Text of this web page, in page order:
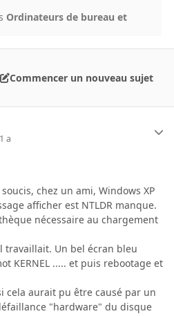
Ordinateurs de bureau et
Commencer un nouveau sujet
a
chez un ami, Windows XP
afficher est NTLDR manque.
nécessaire au chargement
travaillait. Un bel écran bleu
KERNEL ..... et puis rebootage et
cela aurait pu être causé par un
"hardware" du disque